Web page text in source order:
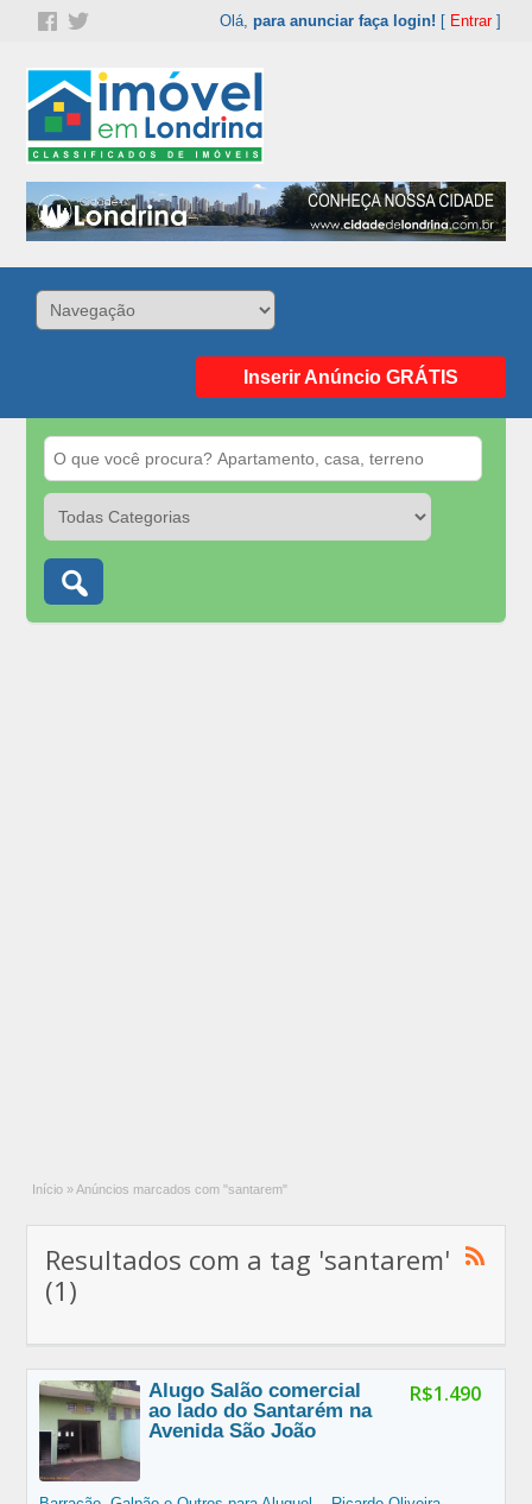
Olá, para anunciar faça login! [ Entrar]
Inserir Anúncio GRÁTIS
Início » Anúncios marcados com "santarem"
Resultados com a tag 'santarem'
(1)
R$1.490
Alugo Salão comercial
ao lado do Santarém na
Avenida São João